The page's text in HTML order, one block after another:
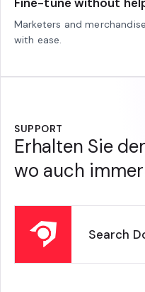
Marketers and
with ease.
SUPPORT
Erhalten Sie
wo auch
Search